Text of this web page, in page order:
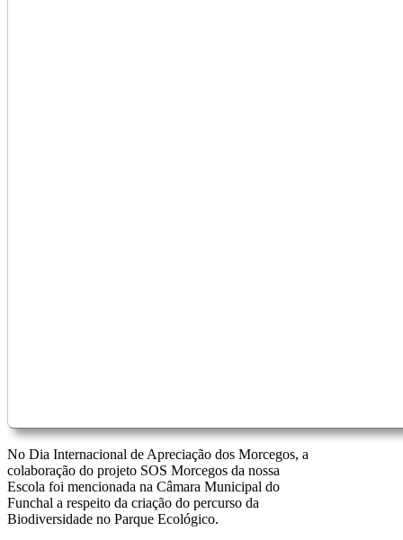
No Dia Internacional de Apreciação dos Morcegos, a
colaboração do projeto SOS Morcegos da nossa
Escola foi mencionada na Câmara Municipal do
Funchal a respeito da criação do percurso da
Biodiversidade no Parque Ecológico.